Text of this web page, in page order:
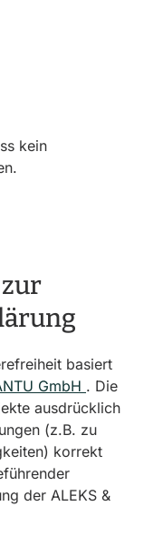
kein
basiert
GmbH . Die
ausdrücklich
(z.B. zu
korrekt
der ALEKS &